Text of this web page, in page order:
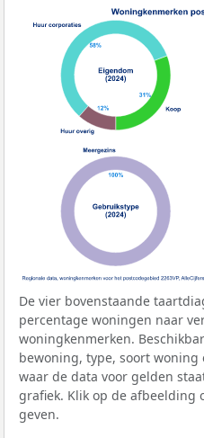
De vier bovenstaande
percentage woningen naar
woningkenmerken.
bewoning, type, soort
waar de data voor gelden
grafiek. Klik op de afbeelding
geven.